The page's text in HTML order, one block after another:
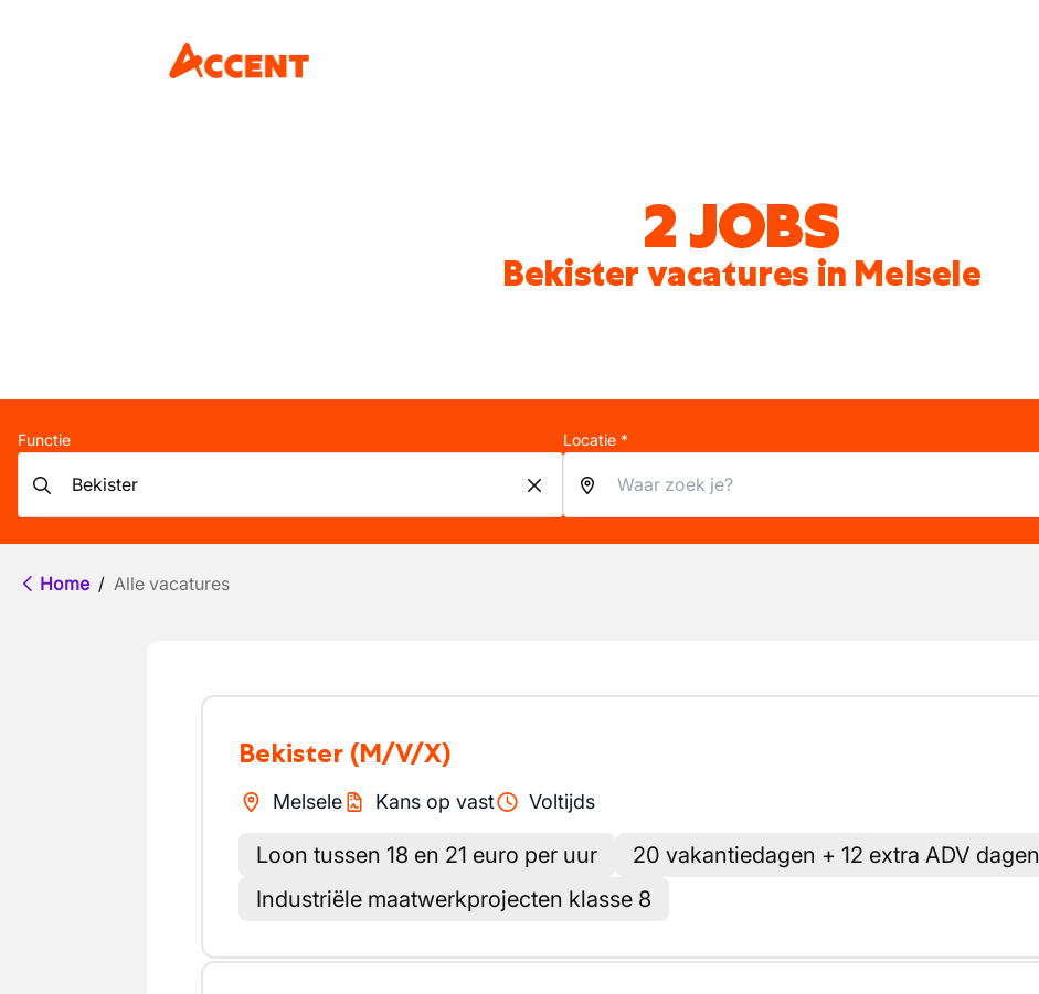
2 JOBS
Bekister vacatures in Melsele
Functie Locatie *
Home / Alle vacatures
Bekister (M/V/X)
Melsele Kans op vast Voltijds
Loon tussen 18 en 21 euro per uur
20 vakantiedagen + 12 extra ADV dagen
Industriële maatwerkprojecten klasse 8